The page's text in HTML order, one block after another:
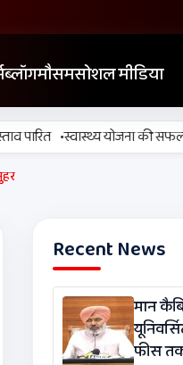
ब्लॉगमौसमसोशल मीडिया
•स्वास्थ्य योजना की सफलता
Recent News
मान
फीस तक